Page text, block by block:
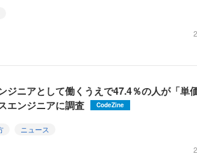
ジニアとして働くうえで47.4％の人が「単
エンジニアに調査
CodeZine
ニュース